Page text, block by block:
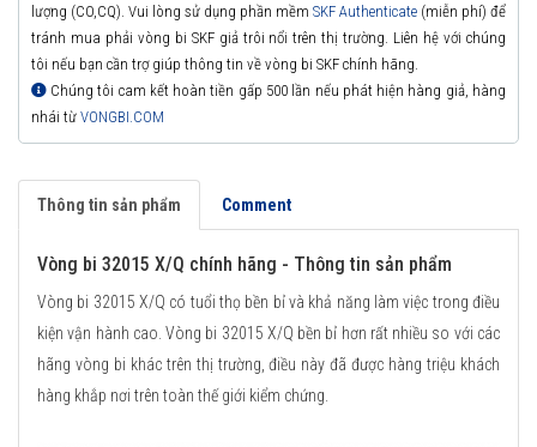
lượng (CO,CQ). Vui lòng sử dụng phần mềm SKF Authenticate (miễn phí) để
tránh mua phải vòng bi SKF giả trôi nổi trên thị trường. Liên hệ với chúng
tôi nếu bạn cần trợ giúp thông tin về vòng bi SKF chính hãng.
Chúng tôi cam kết hoàn tiền gấp 500 lần nếu phát hiện hàng giả, hàng
nhái từ VONGBI.COM
Thông tin sản phẩm Comment
Vòng bi 32015 X/Q chính hãng - Thông tin sản phẩm
Vòng bi 32015 X/Q có tuổi thọ bền bỉ và khả năng làm việc trong điều
kiện vận hành cao. Vòng bi 32015 X/Q bền bỉ hơn rất nhiều so với các
hãng vòng bi khác trên thị trường, điều này đã được hàng triệu khách
hàng khắp nơi trên toàn thế giới kiểm chứng.